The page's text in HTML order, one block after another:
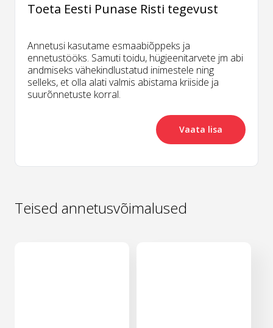
Toeta Eesti Punase Risti tegevust
Annetusi kasutame esmaabiõppeks ja
ennetustööks. Samuti toidu, hügieenitarvete jm abi
andmiseks vähekindlustatud inimestele ning
selleks, et olla alati valmis abistama kriiside ja
suurõnnetuste korral.
Vaata lisa
Teised annetusvõimalused